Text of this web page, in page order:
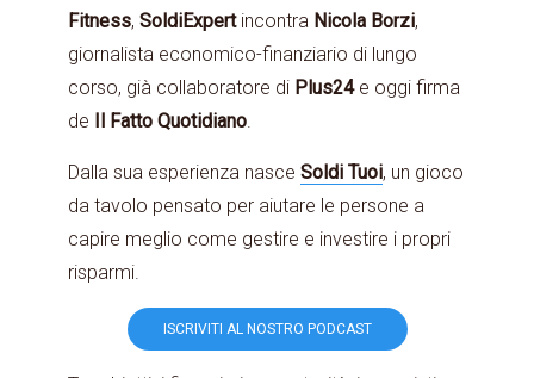
Fitness, SoldiExpertincontra Nicola Borzi,
giornalista economico-finanziario di lungo
corso, già collaboratore di Plus24e oggi firma
de Il Fatto Quotidiano.
Dalla sua esperienza nasce Soldi Tuoi, un gioco
da tavolo pensato per aiutare le persone a
capire meglio come gestire e investire i propri
risparmi.
ISCRIVITI AL NOSTRO PODCAST